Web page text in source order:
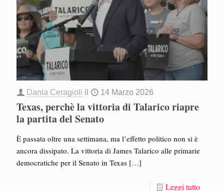
Dania Ceragioli il 14 Marzo 2026
Texas, perchè la vittoria di Talarico riapre
la partita del Senato
È passata oltre una settimana, ma l’effetto politico non si è
ancora dissipato. La vittoria di James Talarico alle primarie
democratiche per il Senato in Texas […]
Leggi tutto